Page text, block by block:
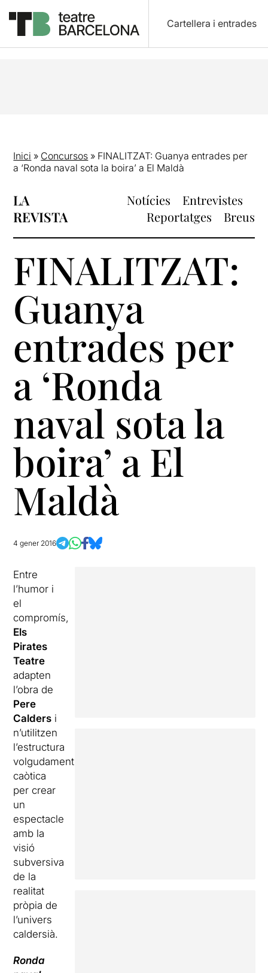
Cartellera i entrades
Inici » Concursos » FINALITZAT: Guanya entrades per
a ‘Ronda naval sota la boira’ a El Maldà
LA
REVISTA
Notícies
Entrevistes
Reportatges
Breus
FINALITZAT:
Guanya
entrades per
a ‘Ronda
naval sota la
boira’ a El
Maldà
4 gener 2016
Entre
l’humor i
el
compromís,
Els
Pirates
Teatre
adapten
l’obra de
Pere
Calders i
n’utilitzen
l’estructura
volgudament
caòtica
per crear
un
espectacle
amb la
visió
subversiva
de la
realitat
pròpia de
l’univers
caldersià.
Ronda